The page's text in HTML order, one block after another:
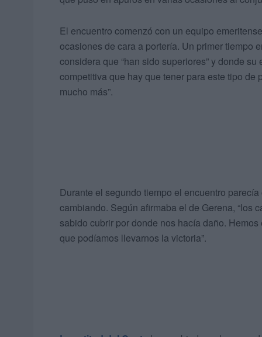
El encuentro comenzó con un equipo
ocasiones de cara a portería. Un primer tiempo
considera que “han sido superiores” y donde
competitiva que hay que tener para este tipo de
mucho más”.
Durante el segundo tiempo el encuentro
cambiando. Según afirmaba el de Gerena, “los
sabido cubrir por donde nos hacía daño.
que podíamos llevarnos la victoria”.